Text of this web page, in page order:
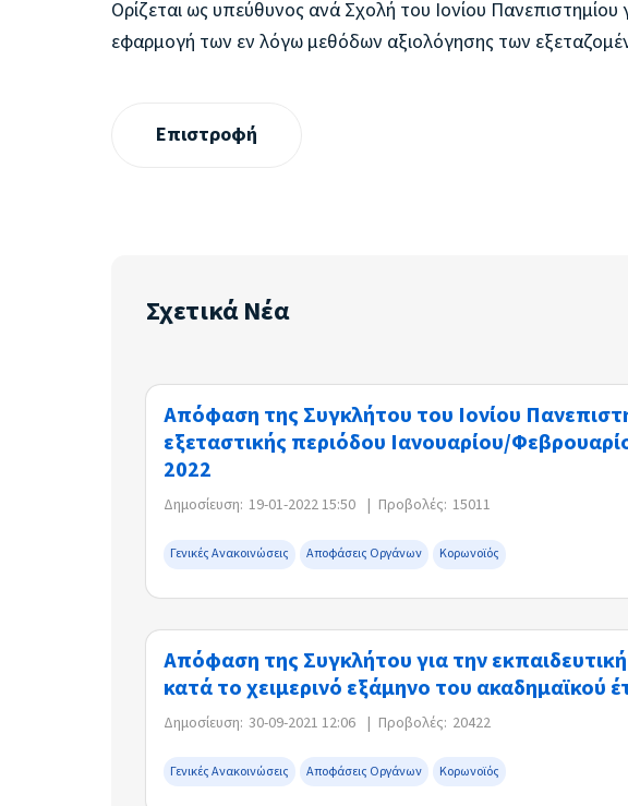
Ορίζεται ως υπεύθυνος ανά Σχολή του Ιονίου
εφαρμογή των εν λόγω μεθόδων αξιολόγησης των
Επιστροφή
Σχετικά Νέα
Απόφαση της Συγκλήτου του Ιονίου
εξεταστικής περιόδου Ιανουαρίου/
2022
Δημοσίευση: 19-01-2022 15:50 | Προβολές: 15011
Γενικές Ανακοινώσεις Αποφάσεις Οργάνων Κορωνοϊός
Απόφαση της Συγκλήτου για την
κατά το χειμερινό εξάμηνο του ακαδημαϊκού
Δημοσίευση: 30-09-2021 12:06 | Προβολές: 20422
Γενικές Ανακοινώσεις Αποφάσεις Οργάνων Κορωνοϊός